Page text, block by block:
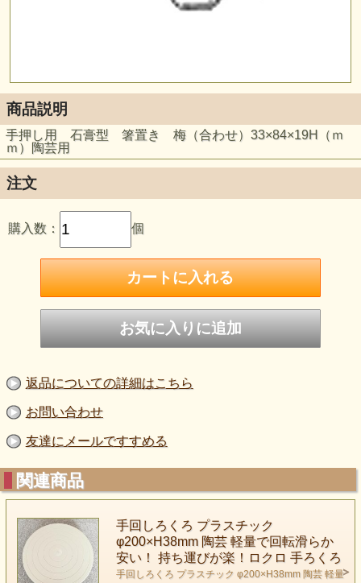
商品説明
手押し用 石膏型 箸置き 梅（合わせ）33×84×19H（ｍ
ｍ）陶芸用
注文
購入数： 個
返品についての詳細はこちら
お問い合わせ
友達にメールですすめる
関連商品
手回しろくろ プラスチック
φ200×H38mm 陶芸 軽量で回転滑らか
安い！ 持ち運びが楽！ロクロ 手ろくろ
手回しろくろ プラスチック φ200×H38mm 陶芸 軽量